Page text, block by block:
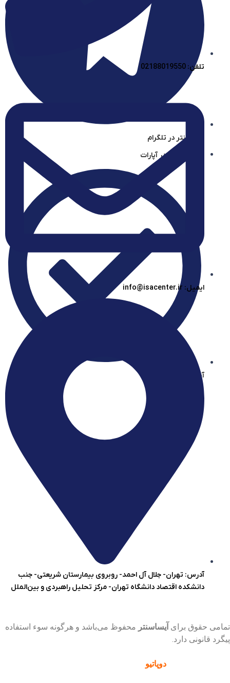
آیساسنتر در تلگرام
آیساسنتر در آپارات
آیساسنتر در بله
تلفن: 02188019550
ایمیل: info@isacenter.ir
آدرس: تهران- جلال آل احمد- روبروی بیمارستان شریعتی- جنب
دانشکده اقتصاد دانشگاه تهران- مرکز تحلیل راهبردی و بین‌الملل
تمامی حقوق برای آیساسنتر محفوظ می‌باشد و هرگونه سوء استفاده
پیگرد قانونی دارد.
دوپاتیو